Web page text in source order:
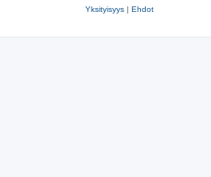
Yksityisyys | Ehdot